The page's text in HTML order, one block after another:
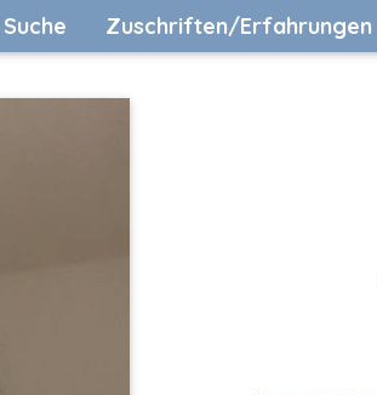
Suche Zuschriften/Erfahrungen